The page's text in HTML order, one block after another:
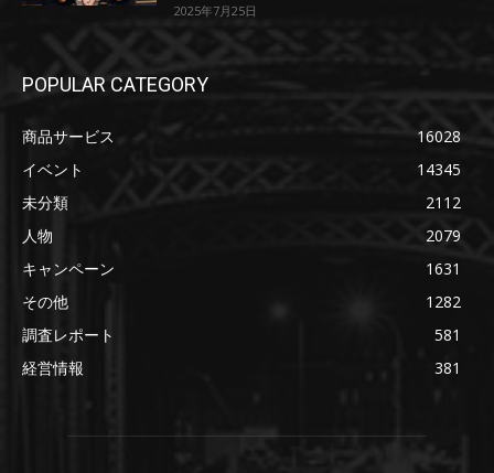
2025年7月25日
POPULAR CATEGORY
商品サービス
16028
イベント
14345
未分類
2112
人物
2079
キャンペーン
1631
その他
1282
調査レポート
581
経営情報
381